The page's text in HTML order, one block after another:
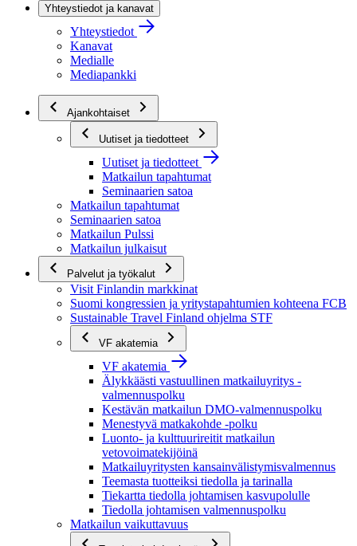
Yhteystiedot ja kanavat
Yhteystiedot
Kanavat
Medialle
Mediapankki
Ajankohtaiset
Uutiset ja tiedotteet
Uutiset ja tiedotteet
Matkailun tapahtumat
Seminaarien satoa
Matkailun tapahtumat
Seminaarien satoa
Matkailun Pulssi
Matkailun julkaisut
Palvelut ja työkalut
Visit Finlandin markkinat
Suomi kongressien ja yritystapahtumien kohteena FCB
Sustainable Travel Finland ohjelma STF
VF akatemia
VF akatemia
Älykkäästi vastuullinen matkailuyritys -
valmennuspolku
Kestävän matkailun DMO-valmennuspolku
Menestyvä matkakohde -polku
Luonto- ja kulttuurireitit matkailun
vetovoimatekijöinä
Matkailuyritysten kansainvälistymisvalmennus
Teemasta tuotteiksi tiedolla ja tarinalla
Tiekartta tiedolla johtamisen kasvupolulle
Tiedolla johtamisen valmennuspolku
Matkailun vaikuttavuus